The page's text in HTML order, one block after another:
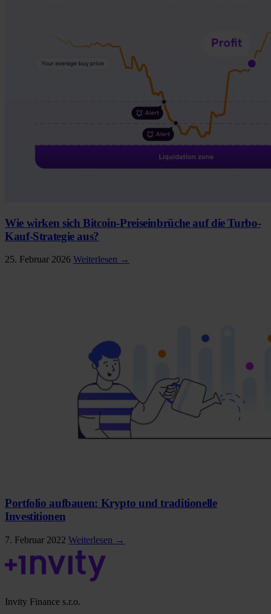
Wie wirken sich Bitcoin-Preiseinbrüche auf die Turbo-
Kauf-Strategie aus?
25. Februar 2026 Weiterlesen →
Portfolio aufbauen: Krypto und traditionelle
Investitionen
7. Februar 2022 Weiterlesen →
Invity Finance s.r.o.